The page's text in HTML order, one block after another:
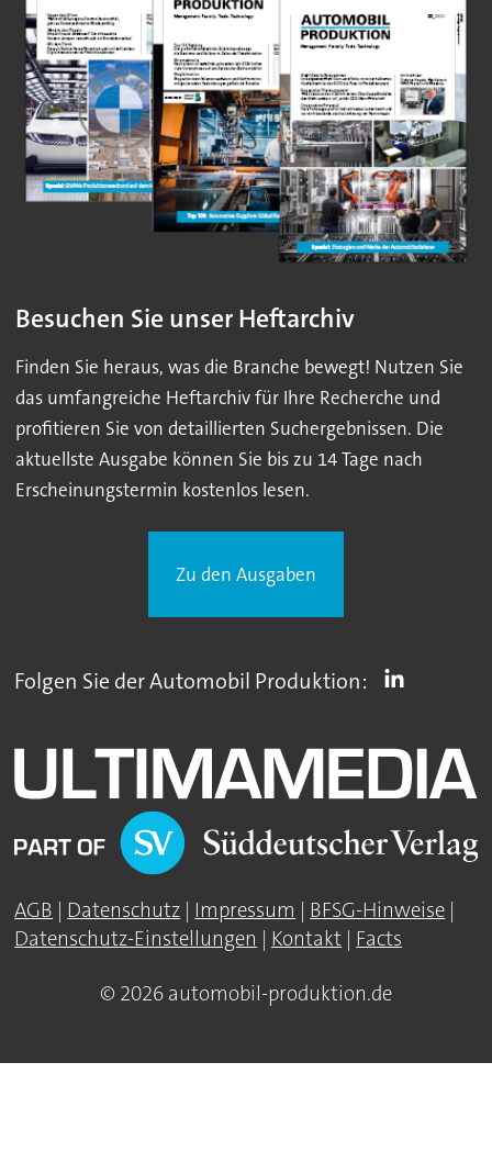
Besuchen Sie unser Heftarchiv
Finden Sie heraus, was die Branche bewegt! Nutzen Sie
das umfangreiche Heftarchiv für Ihre Recherche und
profitieren Sie von detaillierten Suchergebnissen. Die
aktuellste Ausgabe können Sie bis zu 14 Tage nach
Erscheinungstermin kostenlos lesen.
Zu den Ausgaben
Folgen Sie der Automobil Produktion:
AGB | Datenschutz | Impressum | BFSG-Hinweise |
Datenschutz-Einstellungen | Kontakt | Facts
© 2026 automobil-produktion.de